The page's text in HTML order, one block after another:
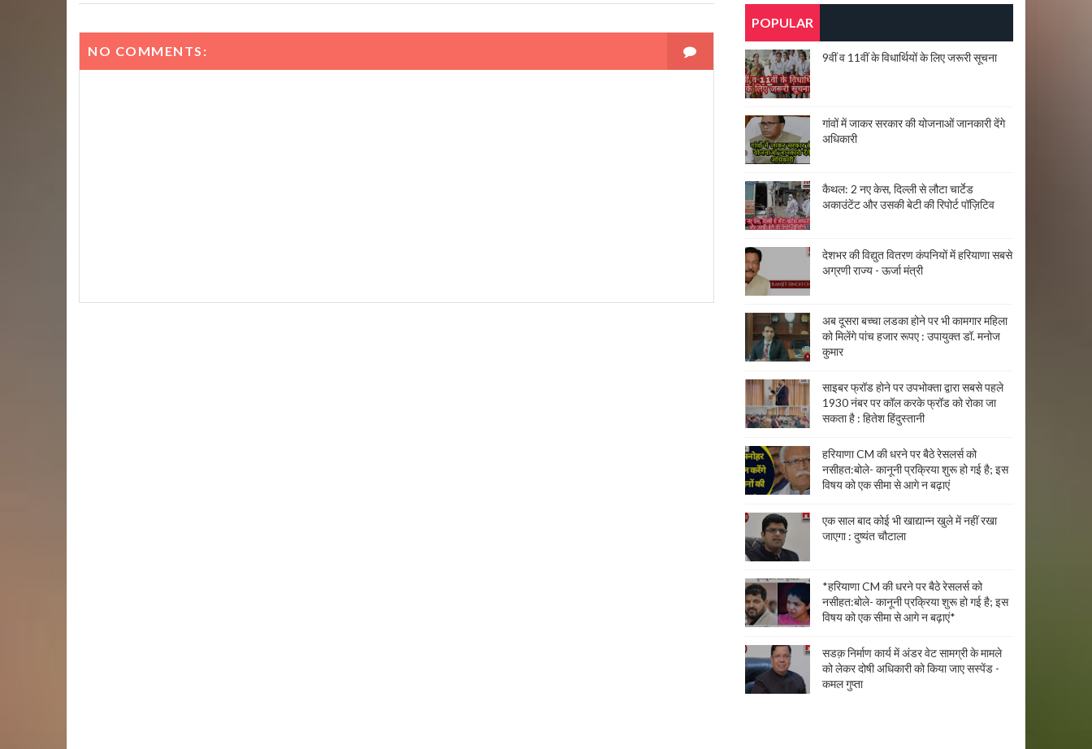
NO COMMENTS:
POPULAR
9वीं व 11वीं के विधार्थियों के लिए जरूरी सूचना
गांवों में जाकर सरकार की योजनाओं जानकारी देंगे
अधिकारी
कैथल: 2 नए केस, दिल्ली से लौटा चार्टेड
अकाउंटेंट और उसकी बेटी की रिपोर्ट पॉज़िटिव
देशभर की विद्युत वितरण कंपनियों में हरियाणा सबसे
अग्रणी राज्य - ऊर्जा मंत्री
अब दूसरा बच्चा लडका होने पर भी कामगार महिला
को मिलेंगे पांच हजार रूपए : उपायुक्त डॉ. मनोज
कुमार
साइबर फ्रॉड होने पर उपभोक्ता द्वारा सबसे पहले
1930 नंबर पर कॉल करके फ्रॉड को रोका जा
सकता है : हितेश हिंदुस्तानी
हरियाणा CM की धरने पर बैठे रेसलर्स को
नसीहत:बोले- कानूनी प्रक्रिया शुरू हो गई है; इस
विषय को एक सीमा से आगे न बढ़ाएं
एक साल बाद कोई भी खाद्यान्न खुले में नहीं रखा
जाएगा : दुष्यंत चौटाला
*हरियाणा CM की धरने पर बैठे रेसलर्स को
नसीहत:बोले- कानूनी प्रक्रिया शुरू हो गई है; इस
विषय को एक सीमा से आगे न बढ़ाएं*
सडक़ निर्माण कार्य में अंडर वेट सामग्री के मामले
को लेकर दोषी अधिकारी को किया जाए सस्पेंड -
कमल गुप्ता